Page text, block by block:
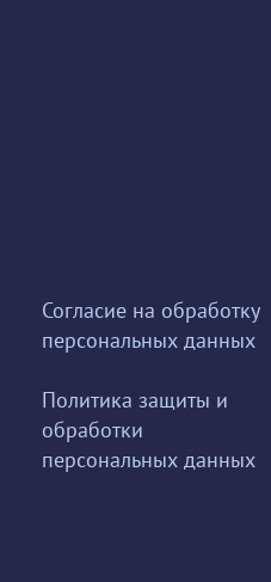
Согласие на обработку
персональных данных
Политика защиты и
обработки
персональных данных